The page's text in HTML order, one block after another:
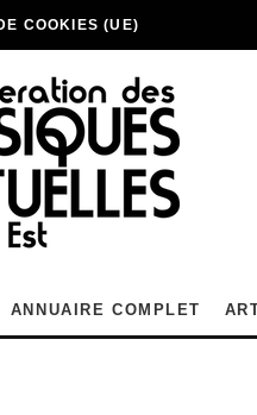
COOKIES (UE)
ANNUAIRE COMPLET